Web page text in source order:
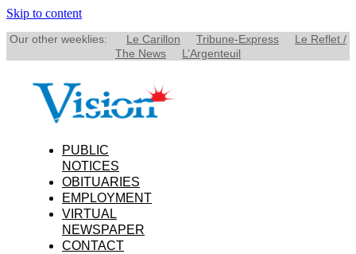
Skip to content
Our other weeklies: Le Carillon Tribune-Express
Le Reflet /
The News
L’Argenteuil
PUBLIC
NOTICES
OBITUARIES
EMPLOYMENT
VIRTUAL
NEWSPAPER
CONTACT